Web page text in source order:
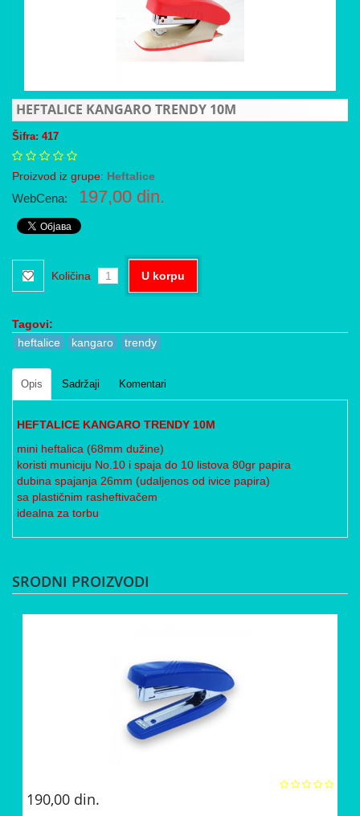
HEFTALICE KANGARO TRENDY 10M
Šifra: 417
Proizvod iz grupe: Heftalice
WebCena: 197,00 din.
Količina U korpu
Tagovi:
heftalice
kangaro trendy
Opis Sadržaji Komentari
HEFTALICE KANGARO TRENDY 10M
mini heftalica (68mm dužine)
koristi municiju No.10 i spaja do 10 listova 80gr papira
dubina spajanja 26mm (udaljenos od ivice papira)
sa plastičnim rasheftivačem
idealna za torbu
SRODNI PROIZVODI
190,00 din.